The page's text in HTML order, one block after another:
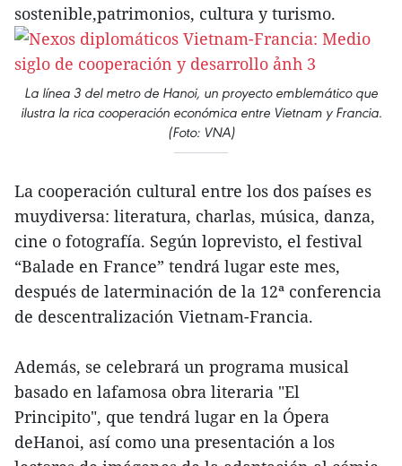
sostenible,patrimonios, cultura y turismo.
La línea 3 del metro de Hanoi, un proyecto emblemático que
ilustra la rica cooperación económica entre Vietnam y Francia.
(Foto: VNA)
La cooperación cultural entre los dos países es
muydiversa: literatura, charlas, música, danza,
cine o fotografía. Según loprevisto, el festival
“Balade en France” tendrá lugar este mes,
después de laterminación de la 12ª conferencia
de descentralización Vietnam-Francia.
Además, se celebrará un programa musical
basado en lafamosa obra literaria "El
Principito", que tendrá lugar en la Ópera
deHanoi, así como una presentación a los